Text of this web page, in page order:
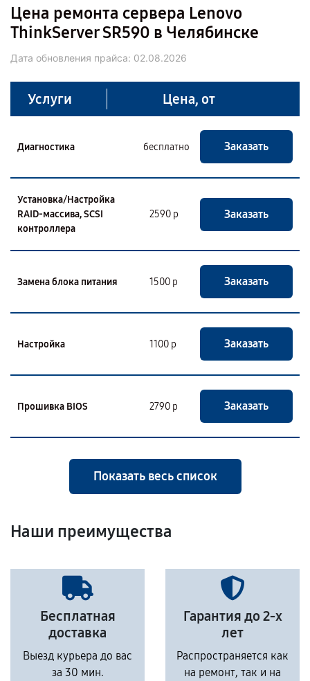
Цена ремонта сервера Lenovo
ThinkServer SR590 в Челябинске
Дата обновления прайса: 02.08.2026
Услуги Цена, от
Диагностика бесплатно Заказать
Установка/Настройка
RAID-массива, SCSI
контроллера
2590 р Заказать
Замена блока питания 1500 р Заказать
Настройка 1100 р Заказать
Прошивка BIOS 2790 р Заказать
Показать весь список
Наши преимущества
Бесплатная
доставка
Выезд курьера до вас
за 30 мин.
Гарантия до 2-х
лет
Распространяется как
на ремонт, так и на